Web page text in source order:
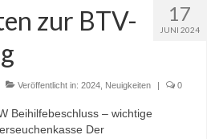
17
JUNI 2024
zur BTV-
Veröffentlicht in: 2024 Neuigkeiten | 0
Beihilfebeschluss – wichtige
Der